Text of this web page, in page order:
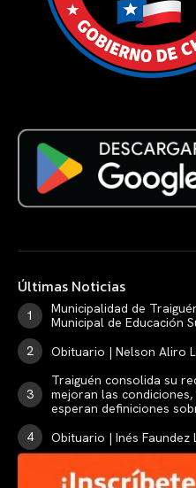
Últimas Noticias
Municipalidad de
Municipal de Educación
Obituario | Nelson Aliro
Traiguén consolida su
mejoran las
esperan definiciones
Obituario | Inés Faundez